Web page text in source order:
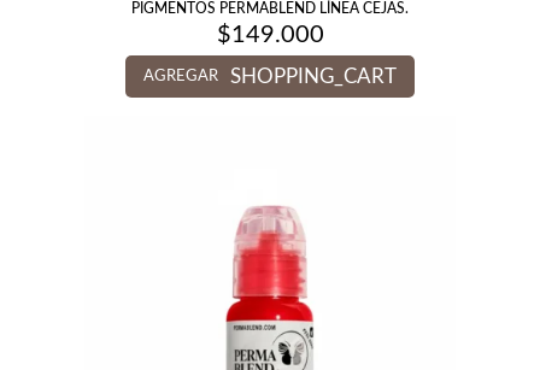
PIGMENTOS PERMABLEND LÍNEA CEJAS.
$149.000
AGREGAR SHOPPING_CART